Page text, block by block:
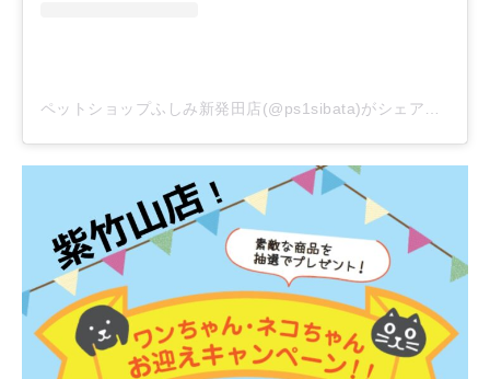
ペットショップふしみ新発田店(@ps1sibata)がシェアした投稿